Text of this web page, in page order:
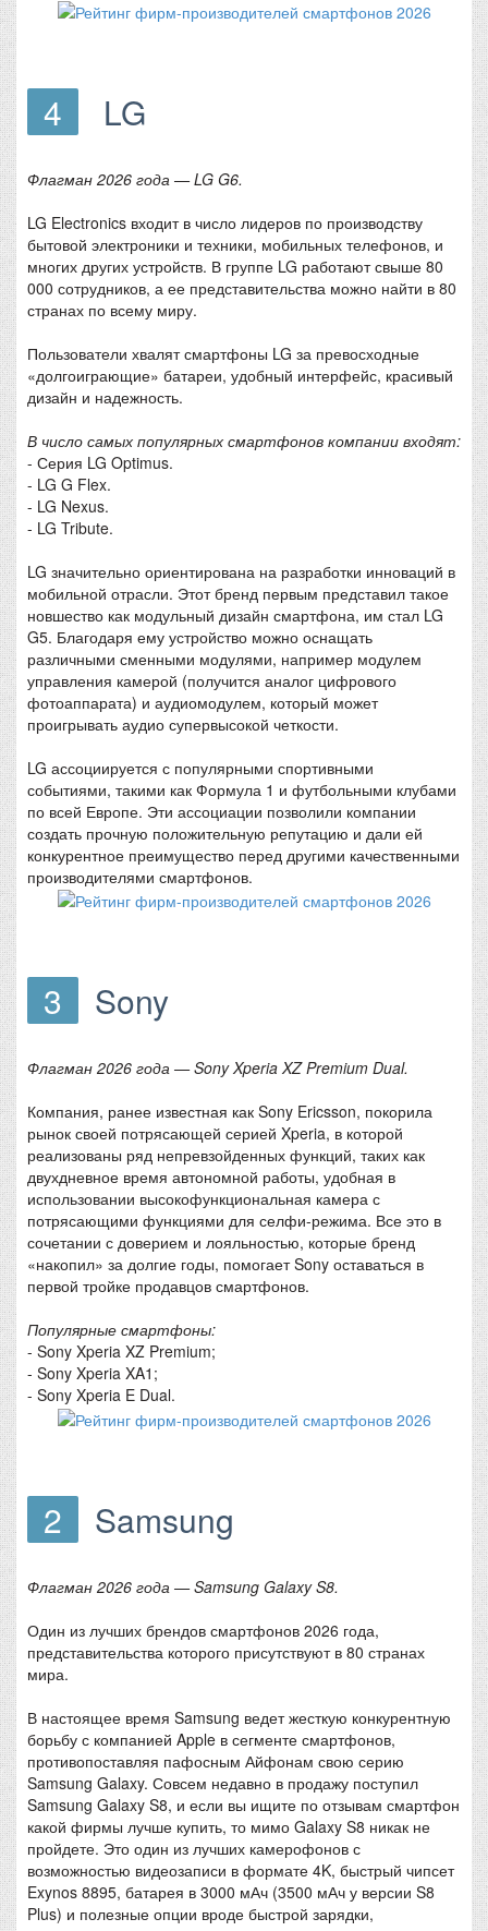
4 LG
Флагман 2026 года — LG G6.
LG Electronics входит в число лидеров по производству
бытовой электроники и техники, мобильных телефонов, и
многих других устройств. В группе LG работают свыше 80
000 сотрудников, а ее представительства можно найти в 80
странах по всему миру.
Пользователи хвалят смартфоны LG за превосходные
«долгоиграющие» батареи, удобный интерфейс, красивый
дизайн и надежность.
В число самых популярных смартфонов компании входят:
- Серия LG Optimus.
- LG G Flex.
- LG Nexus.
- LG Tribute.
LG значительно ориентирована на разработки инноваций в
мобильной отрасли. Этот бренд первым представил такое
новшество как модульный дизайн смартфона, им стал LG
G5. Благодаря ему устройство можно оснащать
различными сменными модулями, например модулем
управления камерой (получится аналог цифрового
фотоаппарата) и аудиомодулем, который может
проигрывать аудио супервысокой четкости.
LG ассоциируется с популярными спортивными
событиями, такими как Формула 1 и футбольными клубами
по всей Европе. Эти ассоциации позволили компании
создать прочную положительную репутацию и дали ей
конкурентное преимущество перед другими качественными
производителями смартфонов.
3 Sony
Флагман 2026 года — Sony Xperia XZ Premium Dual.
Компания, ранее известная как Sony Ericsson, покорила
рынок своей потрясающей серией Xperia, в которой
реализованы ряд непревзойденных функций, таких как
двухдневное время автономной работы, удобная в
использовании высокофункциональная камера с
потрясающими функциями для селфи-режима. Все это в
сочетании с доверием и лояльностью, которые бренд
«накопил» за долгие годы, помогает Sony оставаться в
первой тройке продавцов смартфонов.
Популярные смартфоны:
- Sony Xperia XZ Premium;
- Sony Xperia XA1;
- Sony Xperia E Dual.
2 Samsung
Флагман 2026 года — Samsung Galaxy S8.
Один из лучших брендов смартфонов 2026 года,
представительства которого присутствуют в 80 странах
мира.
В настоящее время Samsung ведет жесткую конкурентную
борьбу с компанией Apple в сегменте смартфонов,
противопоставляя пафосным Айфонам свою серию
Samsung Galaxy. Совсем недавно в продажу поступил
Samsung Galaxy S8, и если вы ищите по отзывам смартфон
какой фирмы лучше купить, то мимо Galaxy S8 никак не
пройдете. Это один из лучших камерофонов с
возможностью видеозаписи в формате 4K, быстрый чипсет
Exynos 8895, батарея в 3000 мАч (3500 мАч у версии S8
Plus) и полезные опции вроде быстрой зарядки,